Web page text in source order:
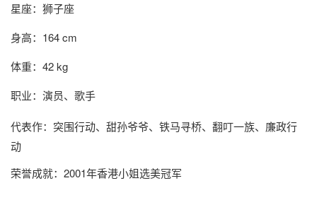
星座：狮子座
身高：164 cm
体重：42 kg
职业：演员、歌手
代表作：突围行动、甜孙爷爷、铁马寻桥、翻叮一族、廉政行
动
荣誉成就：2001年香港小姐选美冠军